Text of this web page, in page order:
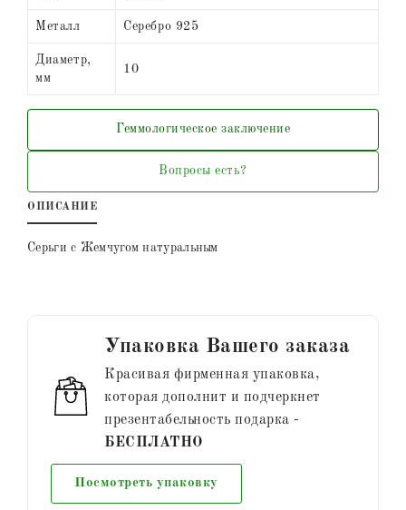
Металл Серебро 925
Диаметр,
мм
10
Геммологическое заключение
Вопросы есть?
ОПИСАНИЕ
Серьги с Жемчугом натуральным
Упаковка Вашего заказа
Красивая фирменная упаковка,
которая дополнит и подчеркнет
презентабельность подарка -
БЕСПЛАТНО
Посмотреть упаковку